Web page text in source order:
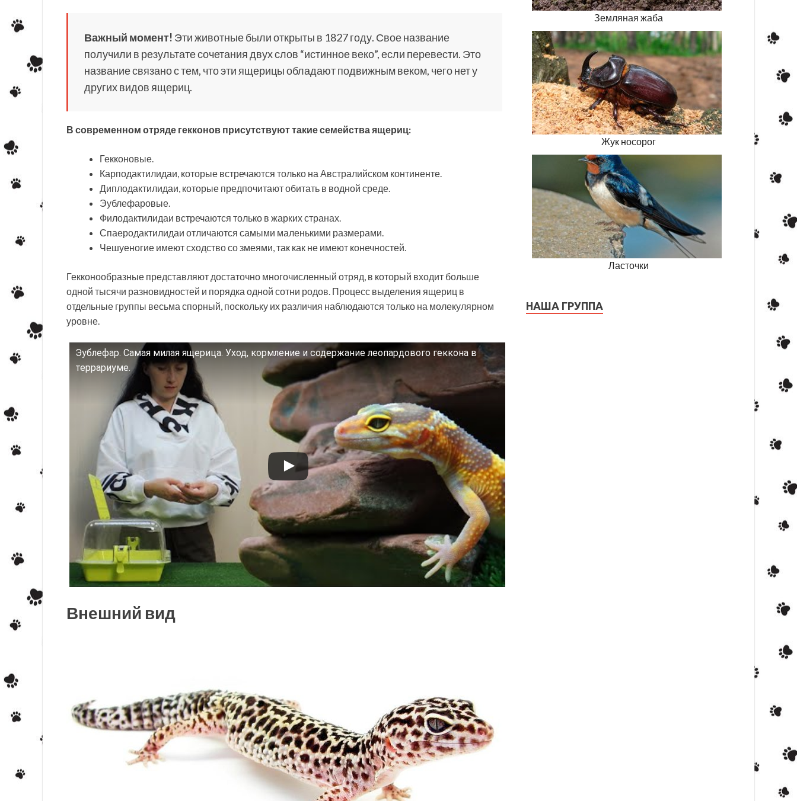
Важный момент! Эти животные были открыты в 1827 году. Свое название
получили в результате сочетания двух слов “истинное веко”, если перевести. Это
название связано с тем, что эти ящерицы обладают подвижным веком, чего нет у
других видов ящериц.
В современном отряде гекконов присутствуют такие семейства ящериц:
Гекконовые.
Карподактилидаи, которые встречаются только на Австралийском континенте.
Диплодактилидаи, которые предпочитают обитать в водной среде.
Эублефаровые.
Филодактилидаи встречаются только в жарких странах.
Спаеродактилидаи отличаются самыми маленькими размерами.
Чешуеногие имеют сходство со змеями, так как не имеют конечностей.
Гекконообразные представляют достаточно многочисленный отряд, в который входит больше
одной тысячи разновидностей и порядка одной сотни родов. Процесс выделения ящериц в
отдельные группы весьма спорный, поскольку их различия наблюдаются только на молекулярном
уровне.
Эублефар. Самая милая ящерица. Уход, кормление и содержание леопардового геккона в
террариуме.
Смотрите это видео на YouTube
Внешний вид
Земляная жаба
Жук носорог
Ласточки
НАША ГРУППА